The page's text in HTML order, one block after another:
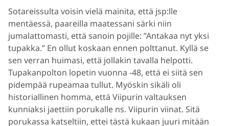
Sotareissulta voisin vielä mainita, että jsp:lle
mentäessä, paareilla maatessani särki niin
jumalattomasti, että sanoin pojille: ”Antakaa nyt yksi
tupakka.” En ollut koskaan ennen polttanut. Kyllä se
sen verran huimasi, että jollakin tavalla helpotti.
Tupakanpolton lopetin vuonna -48, että ei siitä sen
pidempää rupeamaa tullut. Myöskin sikäli oli
historiallinen homma, että Viipurin valtauksen
kunniaksi jaettiin porukalle ns. Viipurin viinat. Sitä
porukassa katseltiin, ettei tästä kukaan juuri mitään